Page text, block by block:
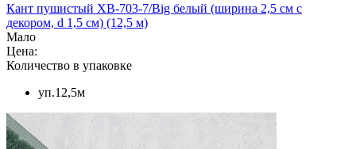
Кант пушистый XB-703-7/Big белый (ширина 2,5 см с
декором, d 1,5 см) (12,5 м)
Мало
Цена:
Количество в упаковке
уп.12,5м